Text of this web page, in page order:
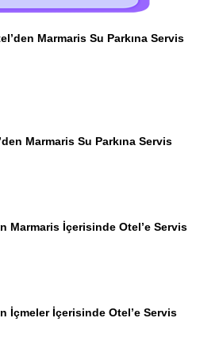
Marmaris Su Parkına Servis
Marmaris Su Parkına Servis
Marmaris İçerisinde Otel’e Servis
İçmeler İçerisinde Otel’e Servis